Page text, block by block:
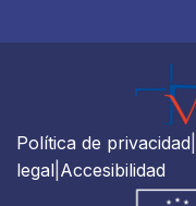
Política de privacidad
legal Accesibilidad